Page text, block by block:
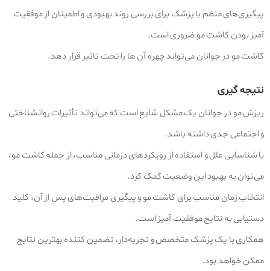
پیگیری‌های منظم با پزشک برای بررسی روند بهبودی و اطمینان از موفقیت
آمیز بودن کاشت مو ضروری است.
کاشت مو در جوانان می‌تواند چهره‌ آن ها را تحت تاثیر قرار دهد.
نتیجه‌ گیری
ریزش مو در جوانان یک مشکل شایع است که می‌تواند تأثیرات روانشناختی
و اجتماعی جدی داشته باشد.
با شناسایی علل و استفاده از رویکردهای درمانی مناسب، از جمله کاشت مو،
می‌توان به بهبود این وضعیت کمک کرد.
انتخاب زمان مناسب برای کاشت مو و پیگیری مراقبت‌های پس از آن، کلید
دستیابی به نتایج موفقیت‌ آمیز است.
همکاری با یک پزشک متخصص و تجربه‌دار، تضمین کننده بهترین نتایج
ممکن خواهد بود.